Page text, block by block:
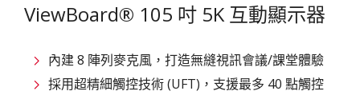
ViewBoard® 105 吋 5K 互動顯示器
內建 8 陣列麥克風，打造無縫視訊會議/課堂體驗
採用超精細觸控技術 (UFT)，支援最多 40 點觸控